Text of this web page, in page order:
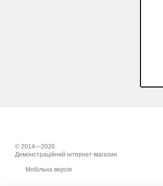
© 2014—2026
Демонстраційний інтернет-магазин
Мобільна версія